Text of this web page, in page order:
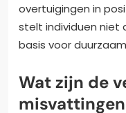
overtuigingen in
stelt individuen niet
basis voor
Wat zijn de